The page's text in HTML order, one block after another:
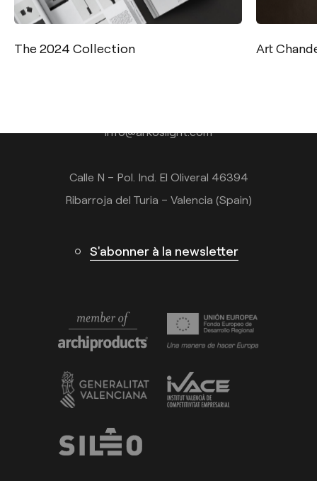
The 2024 Collection Art
Contact
info@arkoslight.com
Calle N – Pol. Ind. El Oliveral 46394
Ribarroja del Turia – Valencia (Spain)
S'abonner à la newsletter